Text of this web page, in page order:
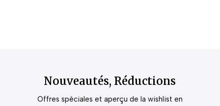
Nouveautés, Réductions
Offres spéciales et aperçu de la wishlist en